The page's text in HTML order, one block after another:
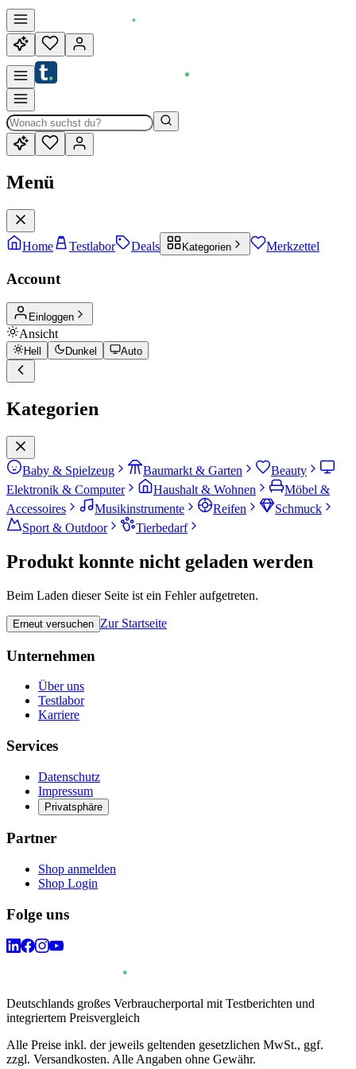
Menü
Home Testlabor Deals Kategorien Merkzettel
Account
Einloggen
Ansicht
Hell Dunkel Auto
Kategorien
Baby & Spielzeug Baumarkt & Garten
Beauty
Elektronik & Computer
Haushalt & Wohnen
Möbel &
Accessoires
Musikinstrumente Reifen
Schmuck
Sport & Outdoor
Tierbedarf
Produkt konnte nicht geladen werden
Beim Laden dieser Seite ist ein Fehler aufgetreten.
Erneut versuchen Zur Startseite
Unternehmen
Über uns
Testlabor
Karriere
Services
Datenschutz
Impressum
Privatsphäre
Partner
Shop anmelden
Shop Login
Folge uns
Deutschlands großes Verbraucherportal mit Testberichten und
integriertem Preisvergleich
Alle Preise inkl. der jeweils geltenden gesetzlichen MwSt., ggf.
zzgl. Versandkosten. Alle Angaben ohne Gewähr.